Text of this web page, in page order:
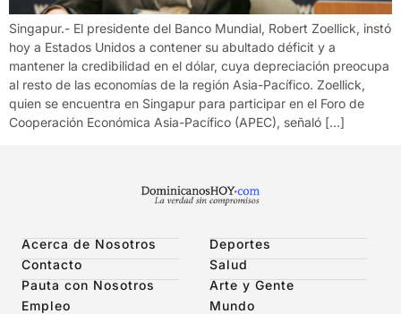
Singapur.- El presidente del Banco Mundial, Robert Zoellick, instó
hoy a Estados Unidos a contener su abultado déficit y a
mantener la credibilidad en el dólar, cuya depreciación preocupa
al resto de las economías de la región Asia-Pacífico. Zoellick,
quien se encuentra en Singapur para participar en el Foro de
Cooperación Económica Asia-Pacífico (APEC), señaló […]
Acerca de Nosotros
Contacto
Pauta con Nosotros
Empleo
Deportes
Salud
Arte y Gente
Mundo